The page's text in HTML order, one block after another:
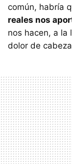
común, habría
reales nos
nos hacen, a la
dolor de